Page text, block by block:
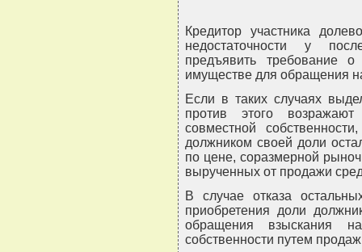
Кредитор участника
недостаточности у
предъявить требование
имуществе для обращения
Если в таких случаях
против этого
совместной
должником своей доли
по цене, соразмерной
вырученных от продажи
В случае отказа
приобретения доли
обращения взыскания
собственности путем